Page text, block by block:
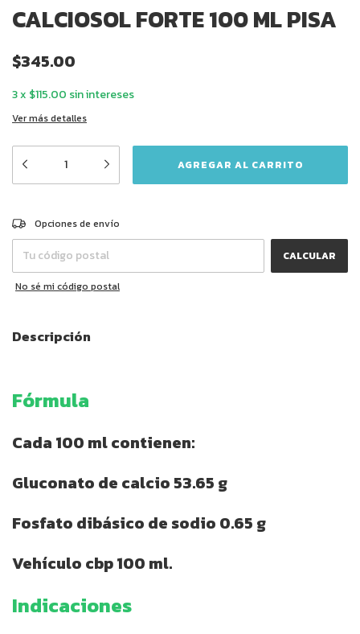
CALCIOSOL FORTE 100 ML PISA
$345.00
3x $115.00 sin intereses
Ver más detalles
Entregas para el CP:
Opciones de envío
CALCULAR
No sé mi código postal
Descripción
Fórmula
Cada 100 ml contienen:
Gluconato de calcio 53.65 g
Fosfato dibásico de sodio 0.65 g
Vehículo cbp 100 ml.
Indicaciones